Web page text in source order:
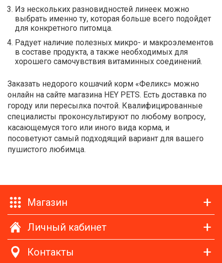
Из нескольких разновидностей линеек можно
выбрать именно ту, которая больше всего подойдет
для конкретного питомца.
Радует наличие полезных микро- и макроэлементов
в составе продукта, а также необходимых для
хорошего самочувствия витаминных соединений.
Заказать недорого кошачий корм «Феликс» можно
онлайн на сайте магазина HEY PETS. Есть доставка по
городу или пересылка почтой. Квалифицированные
специалисты проконсультируют по любому вопросу,
касающемуся того или иного вида корма, и
посоветуют самый подходящий вариант для вашего
пушистого любимца.
Магазин
Личный кабинет
Контакты